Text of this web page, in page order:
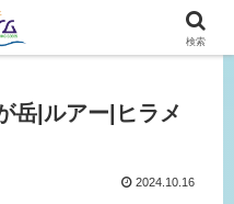
イムにおまかせ！
岳|ルアー|ヒラメ
2024.10.16
検索